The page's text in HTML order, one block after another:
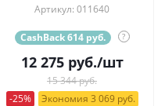
Артикул: 011640
CashBack 614 руб. ?
12 275руб./шт
15 344 руб.
-25%
Экономия 3 069 руб.